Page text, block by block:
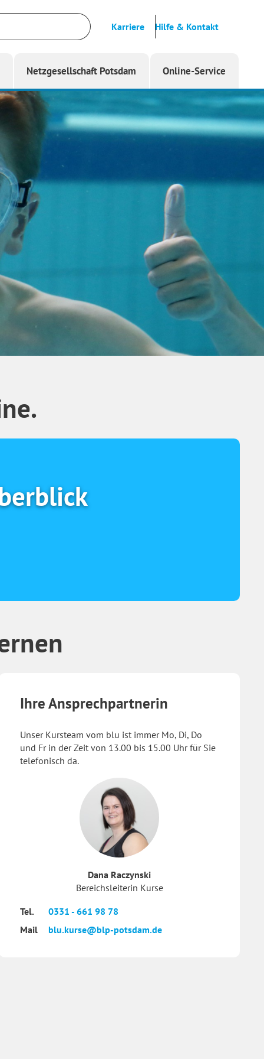
Karriere Hilfe & Kontakt
Netzgesellschaft Potsdam Online-Service
Ihre Ansprechpartnerin
Unser Kursteam vom blu ist immer Mo, Di, Do
und Fr in der Zeit von 13.00 bis 15.00 Uhr für Sie
telefonisch da.
Dana Raczynski
Bereichsleiterin Kurse
Tel.
0331 - 661 98 78
Mail
blu.kurse@blp-potsdam.de